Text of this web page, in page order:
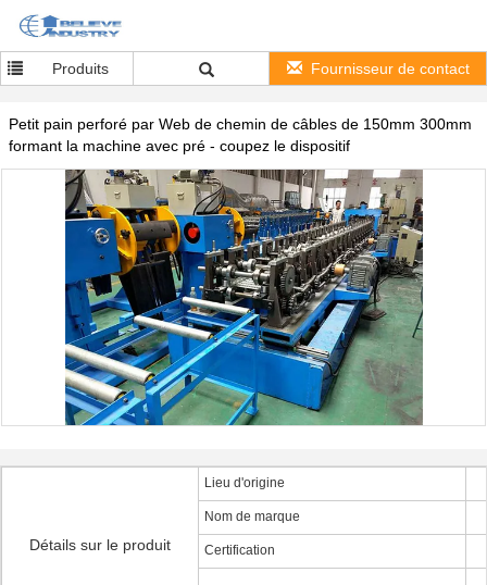
Produits Fournisseur de contact
Petit pain perforé par Web de chemin de câbles de 150mm 300mm
formant la machine avec pré - coupez le dispositif
Détails sur le produit
Lieu d'origine
Nom de marque
Certification